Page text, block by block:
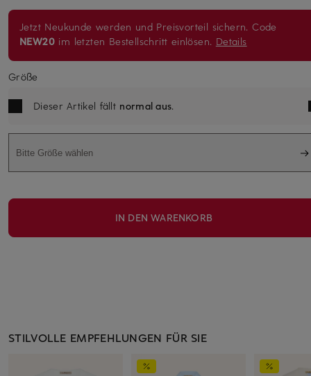
Jetzt Neukunde werden und Preisvorteil sichern. Code
NEW20 im letzten Bestellschritt einlösen. Details
Größe
Dieser Artikel fällt normal aus.
Bitte Größe wählen
IN DEN WARENKORB
STILVOLLE EMPFEHLUNGEN FÜR SIE